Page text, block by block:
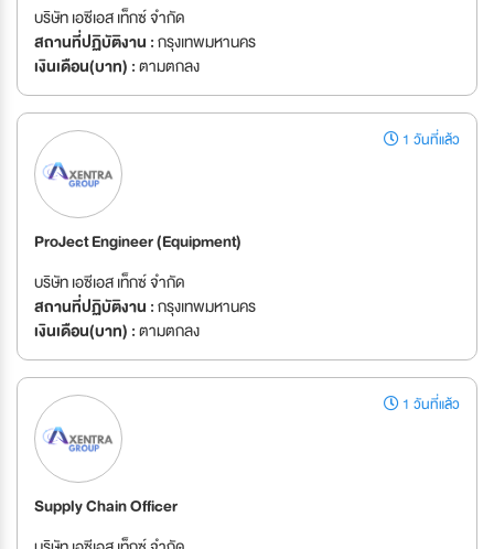
บริษัท เอซีเอส เท็กซ์ จำกัด
สถานที่ปฏิบัติงาน :กรุงเทพมหานคร
เงินเดือน(บาท) :ตามตกลง
1 วันที่แล้ว
ProJect Engineer (Equipment)
บริษัท เอซีเอส เท็กซ์ จำกัด
สถานที่ปฏิบัติงาน :กรุงเทพมหานคร
เงินเดือน(บาท) :ตามตกลง
1 วันที่แล้ว
Supply Chain Officer